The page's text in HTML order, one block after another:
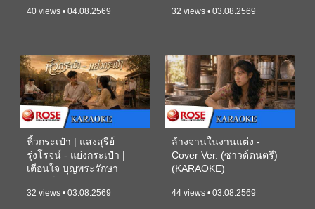
40 views • 04.08.2569 32 views • 03.08.2569
หิ้วกระเป๋า | แสงสุรีย์
รุ่งโรจน์ - แย่งกระเป๋า |
เตือนใจ บุญพระรักษา
32 views • 03.08.2569
ล้างจานในงานแต่ง -
Cover Ver. (ซาวด์ดนตรี)
(KARAOKE)
44 views • 03.08.2569